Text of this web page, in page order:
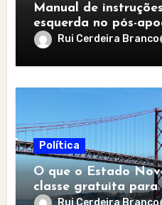
Manual de
esquerda no pós-
Rui Cerdeira Branco
Política
O que o Estado
classe gratuita para
Rui Cerdeira Branco